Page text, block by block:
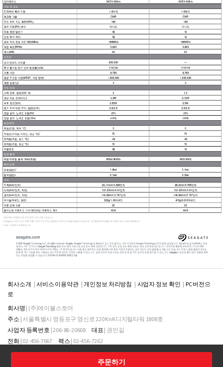
주문하기
회사소개 서비스 이용약관 개인정보 처리방침 사업자 정보 확인
PC 버전으
로
회사명 | (주)에이블스토어
주소 | 서울특별시 영등포구 영신로 220 KnK디지털타워 1808호
사업자 등록번호 | 206-86-20608 대표 | 권민길
전화| 02-456-7667 팩스 | 02-456-7262
통신판매업신고번호| 통신판매업신고번호
Copyright (주)에이블스토어. All Rights Reserved.